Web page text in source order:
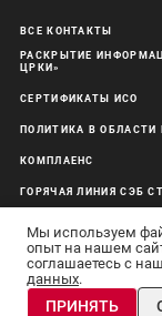
ВСЕ КОНТАКТЫ
РАСКРЫТИЕ
ЦРКИ»
СЕРТИФИКАТЫ ИСО
ПОЛИТИКА В ОБЛАСТИ
КОМПЛАЕНС
ГОРЯЧАЯ ЛИНИЯ СЭБ
АО «Синара-
Мы используем
опыт на нашем
соглашаетесь с
данных.
ПРИНЯТЬ